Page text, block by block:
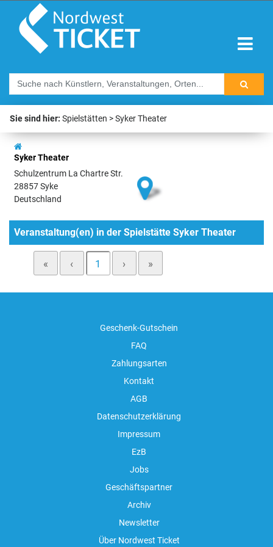
Sie sind hier: Spielstätten Syker Theater
Syker Theater
Schulzentrum La Chartre Str.
28857 Syke
Deutschland
Veranstaltung(en) in der Spielstätte Syker Theater
« ‹ 1 › »
Geschenk-Gutschein
FAQ
Zahlungsarten
Kontakt
AGB
Datenschutzerklärung
Impressum
EzB
Jobs
Geschäftspartner
Archiv
Newsletter
Über Nordwest Ticket